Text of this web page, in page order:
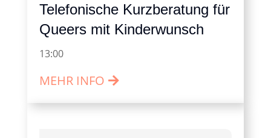
Telefonische Kurzberatung für
Queers mit Kinderwunsch
13:00
MEHR INFO